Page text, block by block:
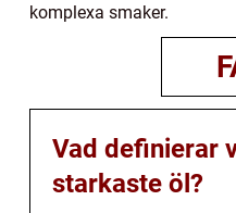
komplexa smaker.
Vad definierar
starkaste öl?